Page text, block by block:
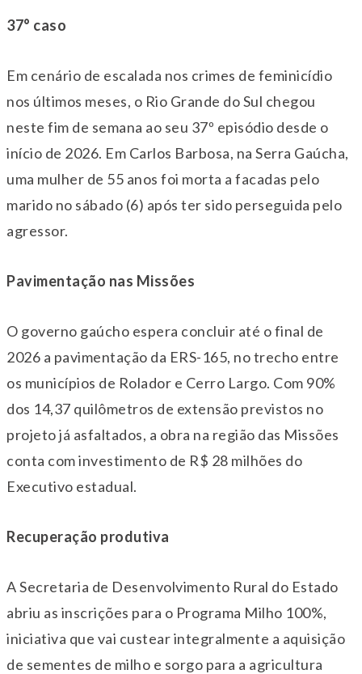
37° caso
Em cenário de escalada nos crimes de feminicídio
nos últimos meses, o Rio Grande do Sul chegou
neste fim de semana ao seu 37º episódio desde o
início de 2026. Em Carlos Barbosa, na Serra Gaúcha,
uma mulher de 55 anos foi morta a facadas pelo
marido no sábado (6) após ter sido perseguida pelo
agressor.
Pavimentação nas Missões
O governo gaúcho espera concluir até o final de
2026 a pavimentação da ERS-165, no trecho entre
os municípios de Rolador e Cerro Largo. Com 90%
dos 14,37 quilômetros de extensão previstos no
projeto já asfaltados, a obra na região das Missões
conta com investimento de R$ 28 milhões do
Executivo estadual.
Recuperação produtiva
A Secretaria de Desenvolvimento Rural do Estado
abriu as inscrições para o Programa Milho 100%,
iniciativa que vai custear integralmente a aquisição
de sementes de milho e sorgo para a agricultura